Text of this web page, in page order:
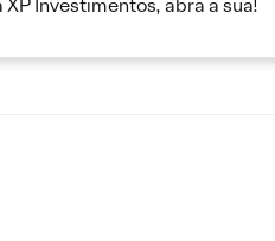
Investimentos, abra a sua!